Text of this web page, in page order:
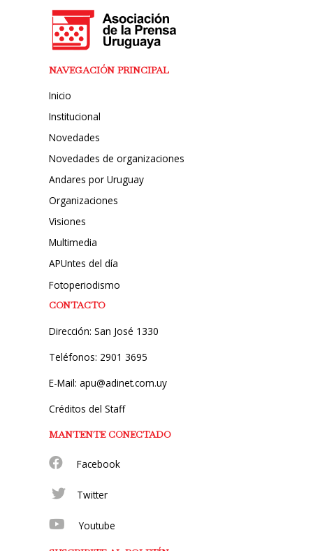
NAVEGACIÓN PRINCIPAL
Inicio
Institucional
Novedades
Novedades de organizaciones
Andares por Uruguay
Organizaciones
Visiones
Multimedia
APUntes del día
Fotoperiodismo
CONTACTO
Dirección: San José 1330
Teléfonos: 2901 3695
E-Mail: apu@adinet.com.uy
Créditos del Staff
MANTENTE CONECTADO
Facebook
Twitter
Youtube